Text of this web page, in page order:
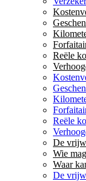
Reële
Reële
De
Wie
Waar
De